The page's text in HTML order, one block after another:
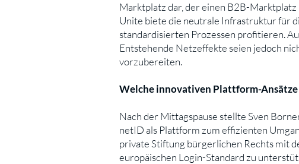
Marktplatz dar, der einen B2B-
Unite biete die neutrale Infrastruktur für
standardisierten Prozessen profitieren.
Entstehende Netzeffekte seien jedoch
vorzubereiten.
Welche innovativen Plattform-
Nach der Mittagspause stellte Sven
netID als Plattform zum effizienten
private Stiftung bürgerlichen Rechts mit
europäischen Login-Standard zu